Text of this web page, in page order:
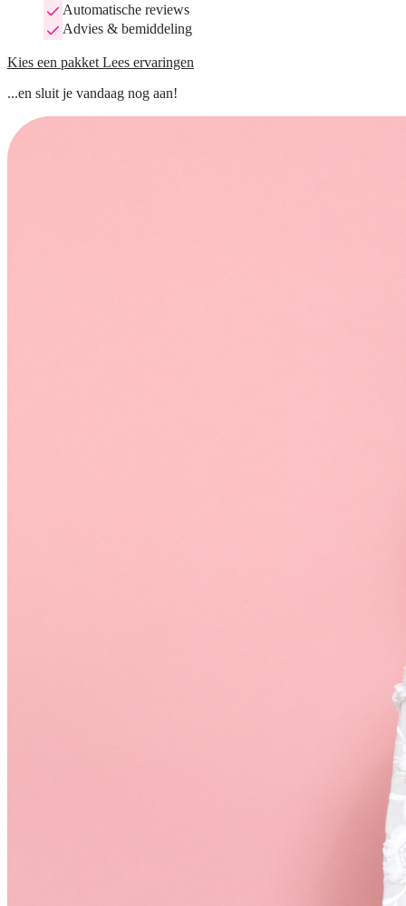
Automatische reviews
Advies & bemiddeling
Kies een pakket Lees ervaringen
...en sluit je vandaag nog aan!